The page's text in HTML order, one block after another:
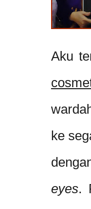
Aku
ke
eyes.